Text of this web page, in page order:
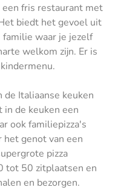
een fris restaurant met
biedt het gevoel uit
waar je jezelf
welkom zijn. Er is
de Italiaanse keuken
in de keuken een
ook familiepizza's
het genot van een
pizza
tot 50 zitplaatsen en
en bezorgen.